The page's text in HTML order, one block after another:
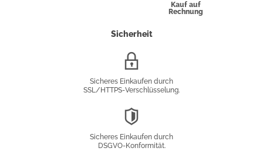
Kauf auf
Rechnung
Sicherheit
Sicheres Einkaufen durch
SSL/HTTPS-Verschlüsselung.
Sicheres Einkaufen durch
DSGVO-Konformität.